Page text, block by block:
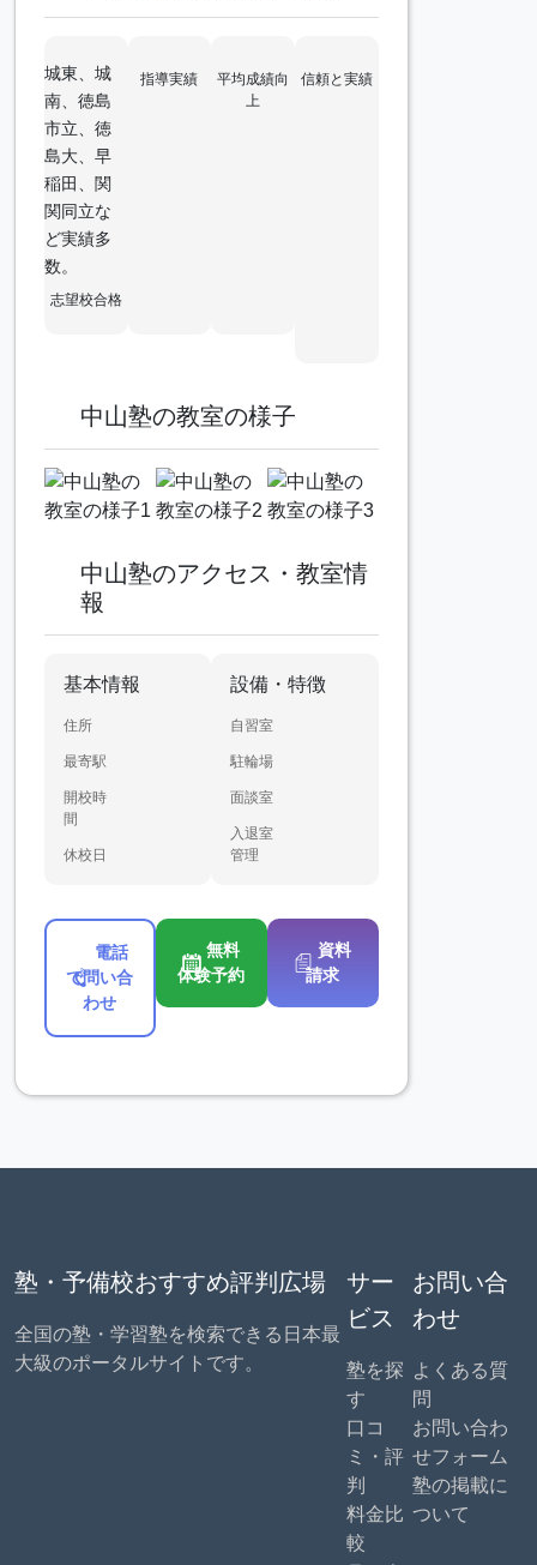
城東、城
南、徳島
市立、徳
島大、早
稲田、関
関同立な
ど実績多
数。
志望校合格
指導実績
平均成績向
上
信頼と実績
中山塾の教室の様子
中山塾のアクセス・教室情
報
基本情報
住所
最寄駅
開校時
間
休校日
設備・特徴
自習室
駐輪場
面談室
入退室
管理
電話
で問い合
わせ
無料
体験予約
資料
請求
塾・予備校おすすめ評判広場
全国の塾・学習塾を検索できる日本最
大級のポータルサイトです。
サー
ビス
塾を探
す
口コ
ミ・評
判
料金比
較
お問い合
わせ
よくある質
問
お問い合わ
せフォーム
塾の掲載に
ついて